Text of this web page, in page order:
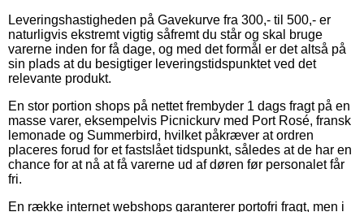
Leveringshastigheden på Gavekurve fra 300,- til 500,- er
naturligvis ekstremt vigtig såfremt du står og skal bruge
varerne inden for få dage, og med det formål er det altså på
sin plads at du besigtiger leveringstidspunktet ved det
relevante produkt.
En stor portion shops på nettet frembyder 1 dags fragt på en
masse varer, eksempelvis Picnickurv med Port Rosé, fransk
lemonade og Summerbird, hvilket påkræver at ordren
placeres forud for et fastslået tidspunkt, således at de har en
chance for at nå at få varerne ud af døren før personalet får
fri.
En række internet webshops garanterer portofri fragt, men i